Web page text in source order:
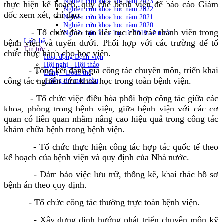
Nghiên cứu khoa học năm 2022
Nghiên cứu khoa học năm 2021
Nghiên cứu khoa học năm 2020
Nghiên cứu khoa học từ 2019 về trước
Liên hệ
Tin tức
Hoạt động Bệnh viện
Hội nghị - Hội thảo
Đảng – Đoàn thể
Thông tin mời thầu
thực hiện kế hoạch, quy chế bệnh viện để báo cáo Giám
đốc xem xét, chỉ đạo.
- Tổ chức đào tạo liên tục cho các thành viên trong
bệnh viện và tuyến dưới. Phối hợp với các trường để tổ
chức thực hành cho học viên.
- Tổng kết đánh giá công tác chuyên môn, triển khai
công tác nghiên cứu khoa học trong toàn bệnh viện.
- Tổ chức việc điều hòa phối hợp công tác giữa các
khoa, phòng trong bệnh viện, giữa bệnh viện với các cơ
quan có liên quan nhằm nâng cao hiệu quả trong công tác
khám chữa bệnh trong bệnh viện.
- Tổ chức thực hiện công tác hợp tác quốc tế theo
kế hoạch của bệnh viện và quy định của Nhà nước.
- Đảm bảo việc lưu trữ, thống kê, khai thác hồ sơ
bệnh án theo quy định.
- Tổ chức công tác thường trực toàn bệnh viện.
- Xây dựng định hướng phát triển chuyên môn kỹ